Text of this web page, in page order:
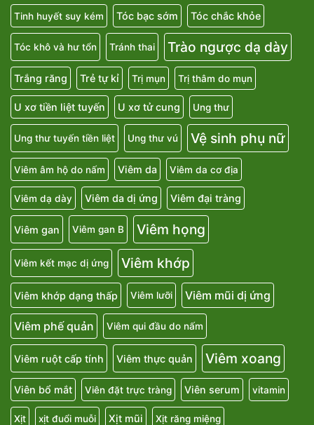
Tinh huyết suy kém Tóc bạc sớm Tóc chắc khỏe
Tóc khô và hư tổn Tránh thai Trào ngược dạ dày
Trắng răng Trẻ tự kỉ Trị mụn Trị thâm do mụn
U xơ tiền liệt tuyến U xơ tử cung Ung thư
Ung thư tuyến tiền liệt Ung thư vú Vệ sinh phụ nữ
Viêm âm hộ do nấm Viêm da Viêm da cơ địa
Viêm dạ dày Viêm da dị ứng Viêm đại tràng
Viêm gan Viêm gan B Viêm họng
Viêm kết mạc dị ứng Viêm khớp
Viêm khớp dạng thấp Viêm lưỡi Viêm mũi dị ứng
Viêm phế quản Viêm qui đầu do nấm
Viêm ruột cấp tính Viêm thực quản Viêm xoang
Viên bổ mắt Viên đặt trực tràng Viên serum vitamin
Xịt xịt đuổi muỗi Xịt mũi Xịt răng miệng